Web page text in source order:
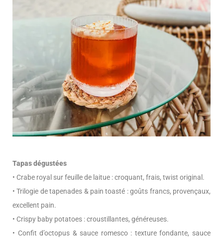
Tapas dégustées
• Crabe royal sur feuille de laitue : croquant, frais, twist original.
• Trilogie de tapenades & pain toasté : goûts francs, provençaux,
excellent pain.
• Crispy baby potatoes : croustillantes, généreuses.
• Confit d’octopus & sauce romesco : texture fondante, sauce